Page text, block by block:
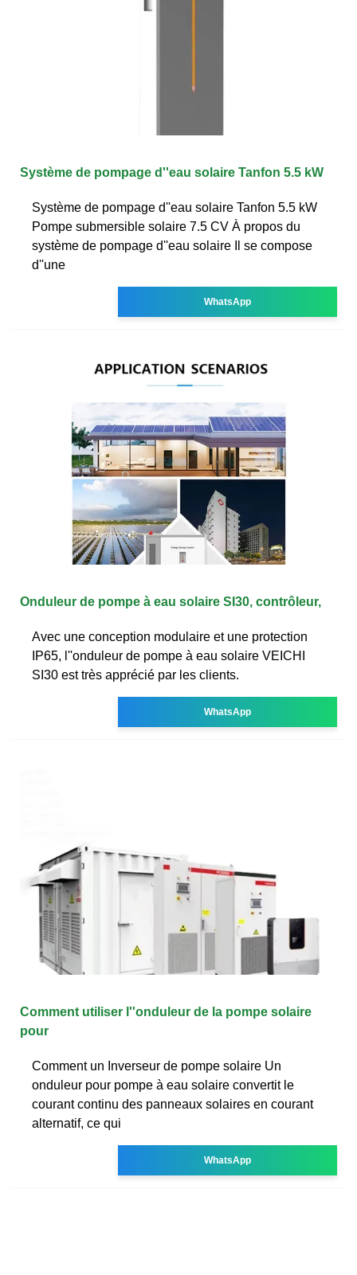
Système de pompage d''eau solaire Tanfon 5.5 kW
Système de pompage d''eau solaire Tanfon 5.5 kW
Pompe submersible solaire 7.5 CV À propos du
système de pompage d''eau solaire Il se compose
d''une
WhatsApp
Onduleur de pompe à eau solaire SI30, contrôleur,
Avec une conception modulaire et une protection
IP65, l''onduleur de pompe à eau solaire VEICHI
SI30 est très apprécié par les clients.
WhatsApp
Comment utiliser l''onduleur de la pompe solaire
pour
Comment un Inverseur de pompe solaire Un
onduleur pour pompe à eau solaire convertit le
courant continu des panneaux solaires en courant
alternatif, ce qui
WhatsApp